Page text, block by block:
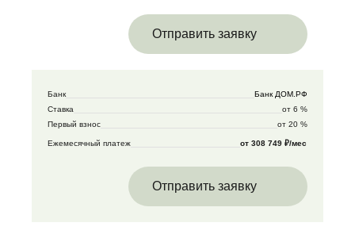
Отправить заявку
Банк
Банк ДОМ.РФ
Ставка
от 6 %
Первый взнос
от 20 %
Ежемесячный платеж от 308 749 ₽/мес
Отправить заявку